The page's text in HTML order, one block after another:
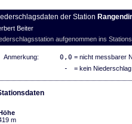
der Station
Beiter
aufgenommen ins
Anmerkung: 0,0 = nicht messbarer
- = kein Niederschlag
m